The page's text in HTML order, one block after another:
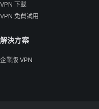
VPN 下載
VPN 免費試用
解決方案
企業版 VPN